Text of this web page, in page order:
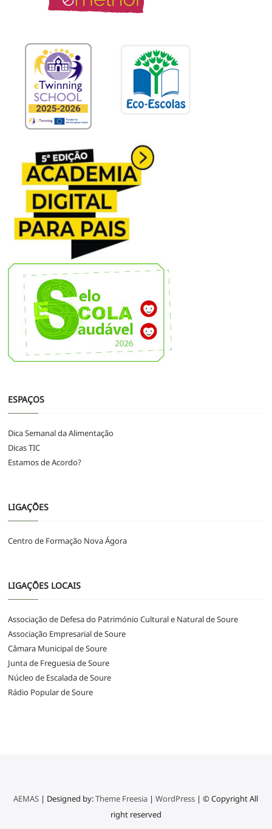
ESPAÇOS
Dica Semanal da Alimentação
Dicas TIC
Estamos de Acordo?
LIGAÇÕES
Centro de Formação Nova Ágora
LIGAÇÕES LOCAIS
Associação de Defesa do Património Cultural e Natural de Soure
Associação Empresarial de Soure
Câmara Municipal de Soure
Junta de Freguesia de Soure
Núcleo de Escalada de Soure
Rádio Popular de Soure
AEMAS | Designed by:Theme Freesia |WordPress | © Copyright All
right reserved